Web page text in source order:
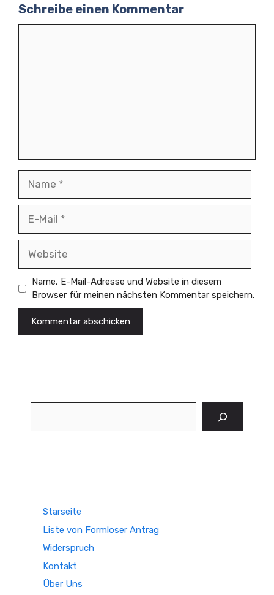
Schreibe einen Kommentar
Mail
Name, E-Mail-Adresse und Website in diesem
Browser für meinen nächsten Kommentar speichern.
Starseite
Liste von Formloser Antrag
Widerspruch
Kontakt
Über Uns